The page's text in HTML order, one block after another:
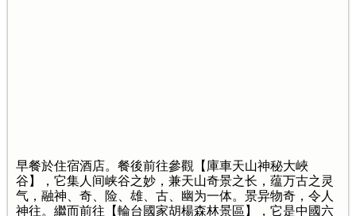
早餐於住宿酒店。餐後前往參觀【庫車天山神秘大峽
谷】，它集人间峡谷之妙，兼天山奇景之长，蕴万古之灵
气，融神、奇、险、雄、古、幽为一体。景异物奇，令人
神往。繼而前往【輪台國家胡楊森林景區】，它是中國六